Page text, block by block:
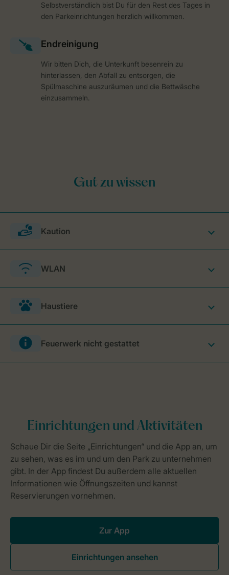
Selbstverständlich bist Du für den Rest des Tages in
den Parkeinrichtungen herzlich willkommen.
Wir bitten Dich, die Unterkunft besenrein zu
hinterlassen, den Abfall zu entsorgen, die
Spülmaschine auszuräumen und die Bettwäsche
einzusammeln.
Kaution
WLAN
Haustiere
Feuerwerk nicht gestattet
Zur App
Einrichtungen ansehen